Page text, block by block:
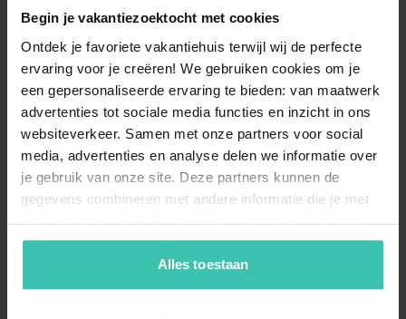
Begin je vakantiezoektocht met cookies
Ontdek je favoriete vakantiehuis terwijl wij de perfecte
ervaring voor je creëren! We gebruiken cookies om je
een gepersonaliseerde ervaring te bieden: van maatwerk
advertenties tot sociale media functies en inzicht in ons
websiteverkeer. Samen met onze partners voor social
media, advertenties en analyse delen we informatie over
je gebruik van onze site. Deze partners kunnen de
gegevens combineren met andere informatie die je met
hen hebt gedeeld of die zij hebben verzameld op basis
van je gebruik van hun diensten. Zo zorgen we ervoor dat
jouw vakantiezoektocht soepel en op maat verloopt!
Alles toestaan